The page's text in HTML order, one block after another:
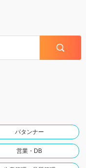
パタンナー
営業・DB